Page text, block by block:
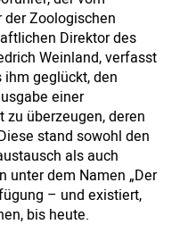
Zoologischen
Direktor des
Weinland, verfasst
geglückt, den
einer
überzeugen, deren
stand sowohl den
als auch
unter dem Namen „Der
– und existiert,
bis heute.